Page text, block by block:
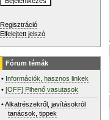
Regisztráció
Elfelejtett jelszó
Fórum témák
• Információk, hasznos linkek
•[OFF] Pihenő vasutasok
•Alkatrészekről, javításokról
tanácsok, tippek